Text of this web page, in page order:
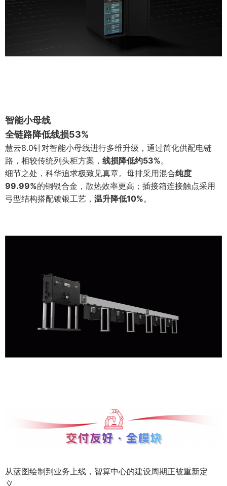
智能小母线
全链路降低线损53%
慧云8.0针对智能小母线进行多维升级，通过简化供配电链
路，相较传统列头柜方案， 线损降低约53%。
细节之处，科华追求极致见真章。母排采用混合纯度
99.99%的铜银合金，散热效率更高；插接箱连接触点采用
弓型结构搭配镀银工艺， 温升降低10%。
从蓝图绘制到业务上线，智算中心的建设周期正被重新定
义。